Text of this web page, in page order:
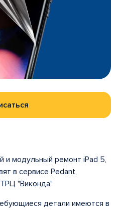
и модульный ремонт iPad 5,
в сервисе Pedant,
"Виконда"
детали имеются в